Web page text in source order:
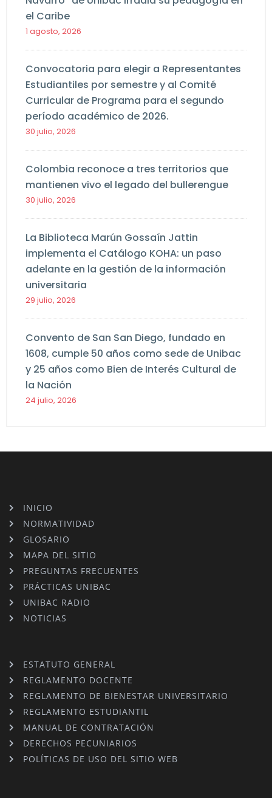
el Caribe
1 agosto, 2026
Convocatoria para elegir a Representantes
Estudiantiles por semestre y al Comité
Curricular de Programa para el segundo
período académico de 2026.
30 julio, 2026
Colombia reconoce a tres territorios que
mantienen vivo el legado del bullerengue
30 julio, 2026
La Biblioteca Marún Gossaín Jattin
implementa el Catálogo KOHA: un paso
adelante en la gestión de la información
universitaria
29 julio, 2026
Convento de San San Diego, fundado en
1608, cumple 50 años como sede de Unibac
y 25 años como Bien de Interés Cultural de
la Nación
24 julio, 2026
INICIO
NORMATIVIDAD
GLOSARIO
MAPA DEL SITIO
PREGUNTAS FRECUENTES
PRÁCTICAS UNIBAC
UNIBAC RADIO
NOTICIAS
ESTATUTO GENERAL
REGLAMENTO DOCENTE
REGLAMENTO DE BIENESTAR UNIVERSITARIO
REGLAMENTO ESTUDIANTIL
MANUAL DE CONTRATACIÓN
DERECHOS PECUNIARIOS
POLÍTICAS DE USO DEL SITIO WEB